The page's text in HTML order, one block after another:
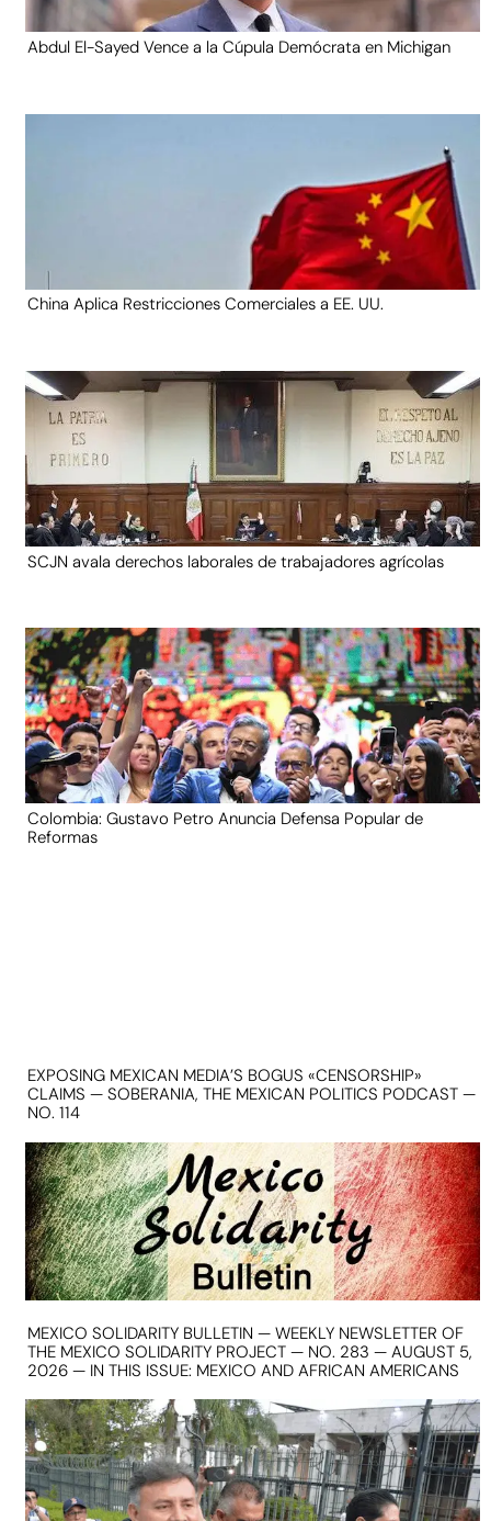
Abdul El-Sayed Vence a la Cúpula Demócrata en Michigan
China Aplica Restricciones Comerciales a EE. UU.
SCJN avala derechos laborales de trabajadores agrícolas
Colombia: Gustavo Petro Anuncia Defensa Popular de
Reformas
EXPOSING MEXICAN MEDIA’S BOGUS «CENSORSHIP»
CLAIMS — SOBERANIA, THE MEXICAN POLITICS PODCAST —
NO. 114
MEXICO SOLIDARITY BULLETIN — WEEKLY NEWSLETTER OF
THE MEXICO SOLIDARITY PROJECT — NO. 283 — AUGUST 5,
2026 — IN THIS ISSUE: MEXICO AND AFRICAN AMERICANS